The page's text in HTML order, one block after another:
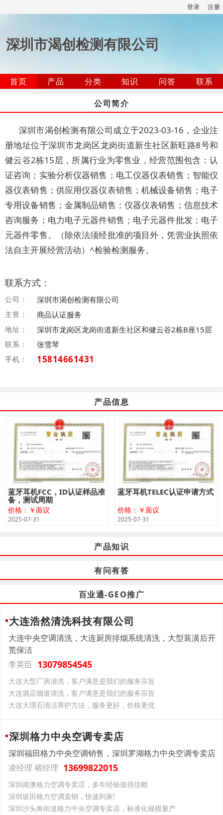
登录 注册
深圳市渴创检测有限公司
首页 产品 分类 知识 问答
联系
公司简介
深圳市渴创检测有限公司成立于2023-03-16，企业注
册地址位于深圳市龙岗区龙岗街道新生社区新旺路8号和
健云谷2栋15层，所属行业为零售业，经营范围包含：认
证咨询；实验分析仪器销售；电工仪器仪表销售；智能仪
器仪表销售；供应用仪器仪表销售；机械设备销售；电子
专用设备销售；金属制品销售；仪器仪表销售；信息技术
咨询服务；电力电子元器件销售；电子元器件批发；电子
元器件零售。（除依法须经批准的项目外，凭营业执照依
法自主开展经营活动）^检验检测服务。
联系方式：
公司： 深圳市渴创检测有限公司
主营： 商品认证服务
地址： 深圳市龙岗区龙岗街道新生社区和健云谷2栋B座15层
联系： 张雪琴
手机： 15814661431
产品信息
蓝牙耳机FCC，ID认证样品准
备，测试周期
价格：￥面议
2025-07-31
蓝牙耳机TELEC认证申请方式
价格：￥面议
2025-07-31
产品知识
有问有答
百业通-GEO推广
大连浩然清洗科技有限公司
大连中央空调清洗，大连厨房排烟系统清洗，大型装潢后开
荒保洁
李英臣 13079854545
大连大型厂房清洗，客户满意是我们的服务宗旨
大连酒店烟道清洗，客户满意是我们的服务宗旨
大连大理石清洁养护方法，服务更好，价格更优
深圳格力中央空调专卖店
深圳福田格力中央空调销售，深圳罗湖格力中央空调专卖店
凌经理 褚经理 13699822015
深圳南澳格力空调专卖店，多年经验值得信赖
深圳坂田格力空调直销，快速到家!
深圳沙头角街道格力中央空调专卖店，标准化规模量产